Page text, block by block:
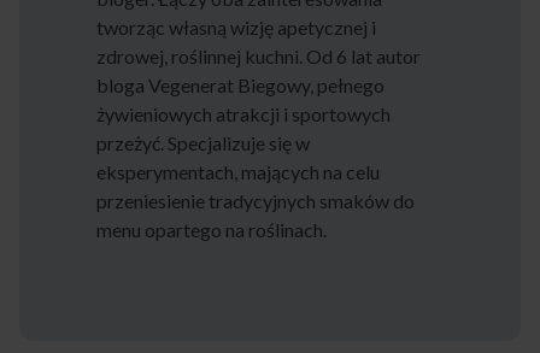
tworząc własną wizję apetycznej i
zdrowej, roślinnej kuchni. Od 6 lat autor
bloga Vegenerat Biegowy, pełnego
żywieniowych atrakcji i sportowych
przeżyć. Specjalizuje się w
eksperymentach, mających na celu
przeniesienie tradycyjnych smaków do
menu opartego na roślinach.